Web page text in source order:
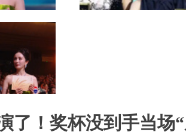
了！奖杯没到手当场